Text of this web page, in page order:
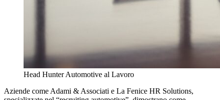
Head Hunter Automotive al Lavoro
Aziende come Adami & Associati e La Fenice HR Solutions,